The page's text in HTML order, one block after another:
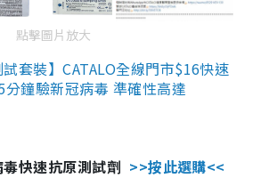
點擊圖片放大
套裝】CATALO全線門市$16快速
鐘驗新冠病毒 準確性高達
快速抗原測試劑 >>按此選購<<